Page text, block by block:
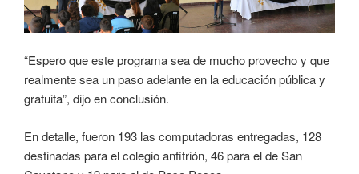
“Espero que este programa sea de mucho provecho y que
realmente sea un paso adelante en la educación pública y
gratuita”, dijo en conclusión.
En detalle, fueron 193 las computadoras entregadas, 128
destinadas para el colegio anfitrión, 46 para el de San